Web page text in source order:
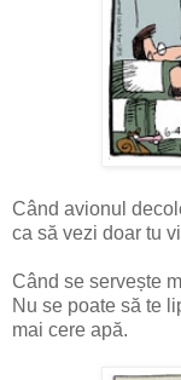
Când avionul
ca să vezi doar tu
Când se servește
Nu se poate să te
mai cere apă.